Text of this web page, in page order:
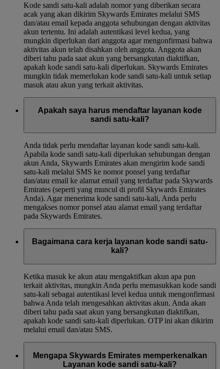
Kode sandi satu-kali adalah nomor yang diberikan secara
acak yang akan dikirim Skywards Emirates melalui SMS
dan/atau email kepada anggota sehubungan dengan aktivitas
akun tertentu. Ini adalah autentikasi level kedua, yang
mungkin diperlukan dari anggota agar mengonfirmasi bahwa
aktivitas akun telah disahkan oleh anggota. Anggota akan
diberi tahu pada saat akun yang bersangkutan diaktifkan,
apakah kode sandi satu-kali diperlukan. Skywards Emirates
mungkin tidak memerlukan kode sandi satu-kali untuk setiap
masuk atau akun yang terkait aktivitas.
Apakah saya harus mendaftar layanan kode
sandi satu-kali?
Anda tidak perlu mendaftar layanan kode sandi satu-kali.
Apabila kode sandi satu-kali diperlukan sehubungan dengan
akun Anda, Skywards Emirates akan mengirim kode sandi
satu-kali melalui SMS ke nomor ponsel yang terdaftar
dan/atau email ke alamat email yang terdaftar pada Skywards
Emirates (seperti yang muncul di profil Skywards Emirates
Anda). Agar menerima kode sandi satu-kali, Anda perlu
mengakses nomor ponsel atau alamat email yang terdaftar
pada Skywards Emirates.
Bagaimana cara kerja layanan kode sandi satu-
kali?
Ketika masuk ke akun atau mengaktifkan akun apa pun
terkait aktivitas, mungkin Anda perlu memasukkan kode sandi
satu-kali sebagai autentikasi level kedua untuk mengonfirmasi
bahwa Anda telah mengesahkan aktivitas akun. Anda akan
diberi tahu pada saat akun yang bersangkutan diaktifkan,
apakah kode sandi satu-kali diperlukan. OTP ini akan dikirim
melalui email dan/atau SMS.
Mengapa Skywards Emirates memperkenalkan
Layanan kode sandi satu-kali?